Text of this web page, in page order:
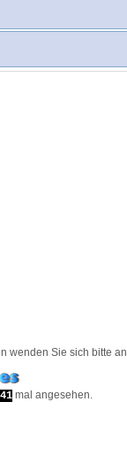
wenden Sie sich bitte an
mal angesehen.